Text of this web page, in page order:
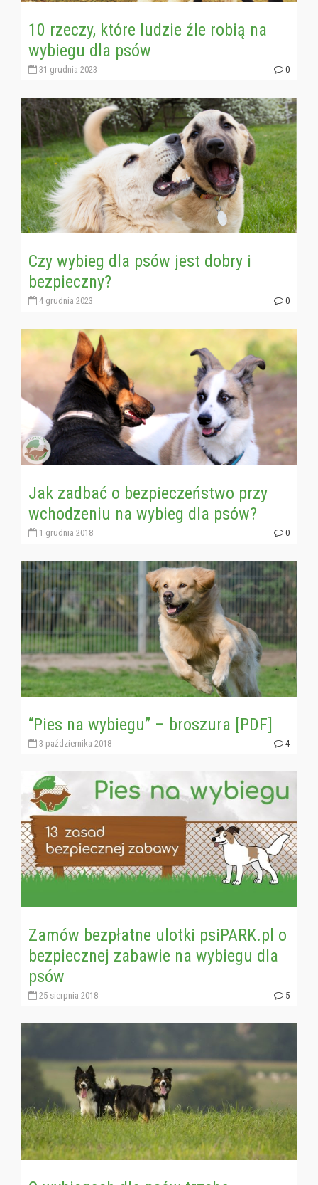
10 rzeczy, które ludzie źle robią na
wybiegu dla psów
31 grudnia 2023 0
Czy wybieg dla psów jest dobry i
bezpieczny?
4 grudnia 2023 0
Jak zadbać o bezpieczeństwo przy
wchodzeniu na wybieg dla psów?
1 grudnia 2018 0
“Pies na wybiegu” – broszura [PDF]
3 października 2018 4
Zamów bezpłatne ulotki psiPARK.pl o
bezpiecznej zabawie na wybiegu dla
psów
25 sierpnia 2018 5